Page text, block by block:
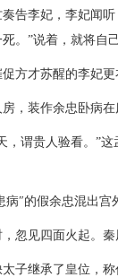
告李妃，李妃闻
。”说着，就将自
方才苏醒的李妃
，装作余忠卧病
，谓贵人验看。”
″的假余忠混出宫
忽见四面火起。
子继承了皇位，